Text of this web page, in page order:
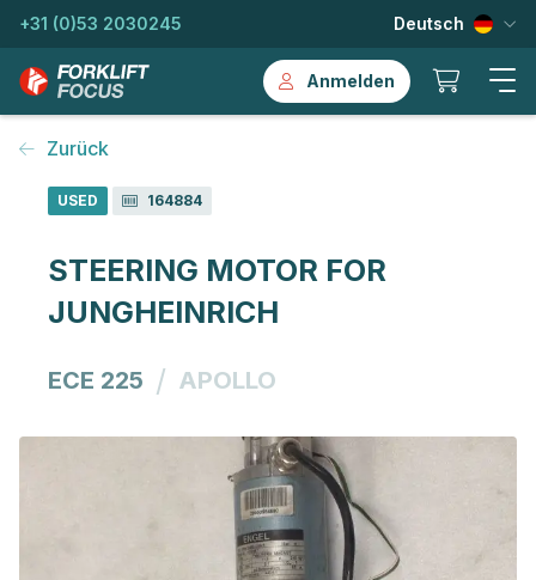
+31 (0)53 2030245 Deutsch
Anmelden
Zurück
USED 164884
STEERING MOTOR FOR
JUNGHEINRICH
ECE 225 / APOLLO